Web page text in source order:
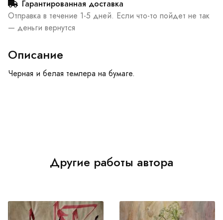
Гарантированная доставка
Отправка в течение 1-5 дней. Если что-то пойдет не так
— деньги вернутся
Описание
Черная и белая темпера на бумаге.
Другие работы автора